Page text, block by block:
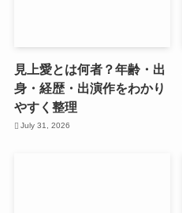
見上愛とは何者？年齢・出
身・経歴・出演作をわかり
やすく整理
July 31, 2026